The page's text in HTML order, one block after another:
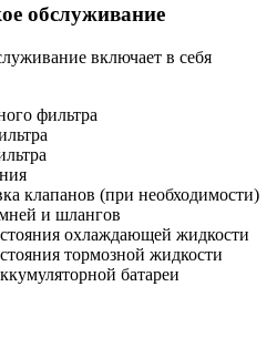
обслуживание
включает в себя
фильтра
клапанов (при необходимости)
и шлангов
охлаждающей жидкости
тормозной жидкости
батареи